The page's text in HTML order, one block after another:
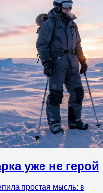
уже не герой
простая мысль: в